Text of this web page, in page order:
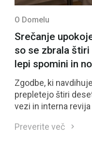
O Domelu
Srečanje
so se zbrala
lepi spomini in
Zgodbe, ki
prepletejo štiri
vezi in interna
Preverite več